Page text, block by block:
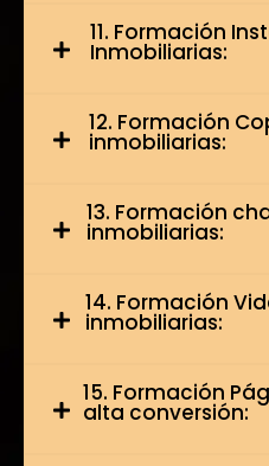
11. Formación
Inmobiliarias:
12. Formación
inmobiliarias:
13. Formación
inmobiliarias:
14. Formación
inmobiliarias:
15. Formación
alta conversión: